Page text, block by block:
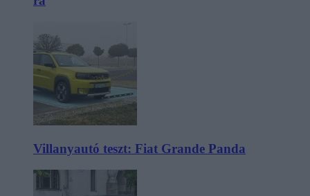
Villanyautó teszt: Fiat Grande Panda